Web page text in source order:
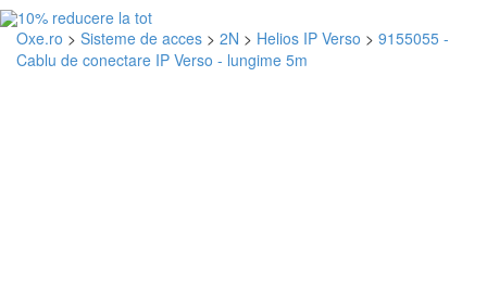
Oxe.ro > Sisteme de acces > 2N > Helios IP Verso > 9155055 -
Cablu de conectare IP Verso - lungime 5m